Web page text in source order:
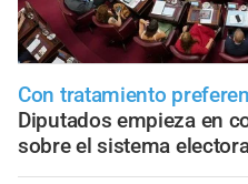
Con tratamiento
Diputados empieza en
sobre el sistema